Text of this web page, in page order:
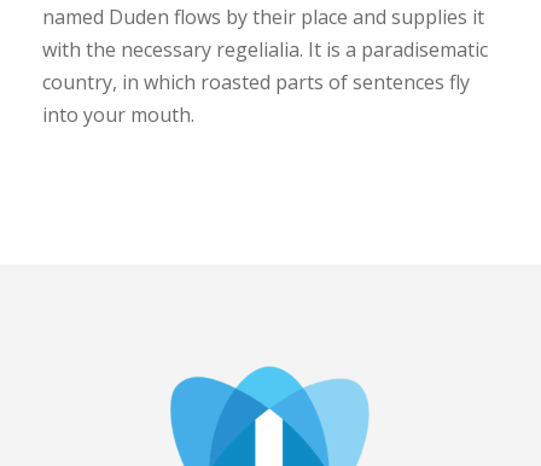
named Duden flows by their place and supplies it
with the necessary regelialia. It is a paradisematic
country, in which roasted parts of sentences fly
into your mouth.